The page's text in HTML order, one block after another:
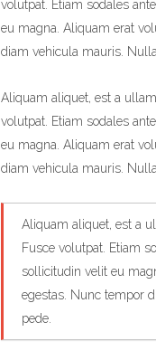
volutpat. Etiam sodales
eu magna. Aliquam erat
diam vehicula mauris.
Aliquam aliquet, est a
volutpat. Etiam sodales
eu magna. Aliquam erat
diam vehicula mauris.
Aliquam aliquet, est a
Fusce volutpat. Etiam
sollicitudin velit eu
egestas. Nunc tempor
pede.